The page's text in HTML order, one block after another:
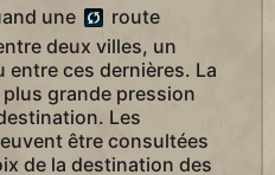
une
route
deux villes, un
entre ces dernières. La
grande pression
Les
être consultées
de la destination des